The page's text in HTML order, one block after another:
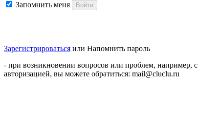
Запомнить меня Войти
Зарегистрироваться или Напомнить пароль
- при возникновении вопросов или проблем, например, с
авторизацией, вы можете обратиться: mail@cluclu.ru